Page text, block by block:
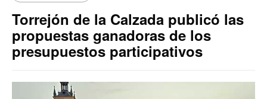
Torrejón de la Calzada publicó las
propuestas ganadoras de los
presupuestos participativos